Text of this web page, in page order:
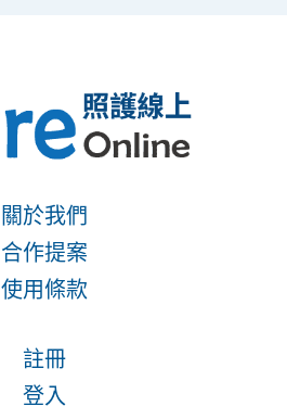
關於我們
合作提案
使用條款
註冊
登入